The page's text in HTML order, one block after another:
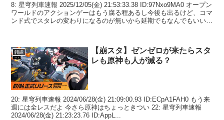
8: 星穹列車速報 2025/12/05(金) 21:53:33.38 ID:97Nxo9MA0 オープン
ワールドのアクションゲーはもう腐る程あるし今後も出るけど、コマ
ンド式でスタレの変わりになるのが無いから延期でもなんでもいいか
雑談
【崩スタ】ゼンゼロが来たらスタ
レも原神も人が減る？
20: 星穹列車速報 2024/06/28(金) 21:09:00.93 ID:ECpA1FAH0 もう来
週には全レスだよ 今さら原神はちょっときつい 22: 星穹列車速報
2024/06/28(金) 21:23:23.76 ID:AppL...